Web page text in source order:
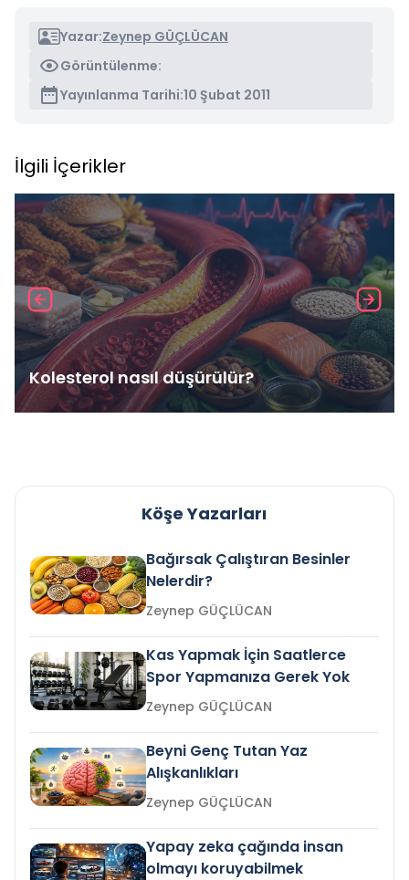
Yazar:Zeynep GÜÇLÜCAN
Görüntülenme:
Yayınlanma Tarihi:10 Şubat 2011
İlgili İçerikler
Kolesterol nasıl düşürülür?
Köşe Yazarları
Bağırsak Çalıştıran Besinler
Nelerdir?
Zeynep GÜÇLÜCAN
Kas Yapmak İçin Saatlerce
Spor Yapmanıza Gerek Yok
Zeynep GÜÇLÜCAN
Beyni Genç Tutan Yaz
Alışkanlıkları
Zeynep GÜÇLÜCAN
Yapay zeka çağında insan
olmayı koruyabilmek